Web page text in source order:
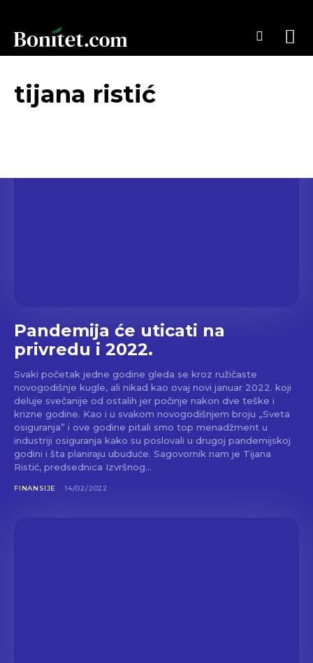
tijana ristić
Pandemija će uticati na
privredu i 2022.
Svaki početak jedne godine gleda se kroz ružičaste
novogodišnje kugle, ali nikad kao ovaj novi januar 2022. koji
deluje svečanije od ostalih jer počinje nakon dve teške i
krizne godine. Kao i u svakom novogodišnjem broju „Sveta
osiguranja” i ove godine pitali smo top menadžment u
industriji osiguranja kako su poslovali u drugoj pandemijskoj
godini i šta planiraju ubuduće. Sagovornik nam je Tijana
Ristić, predsednica Izvršnog...
FINANSIJE 14/02/2022